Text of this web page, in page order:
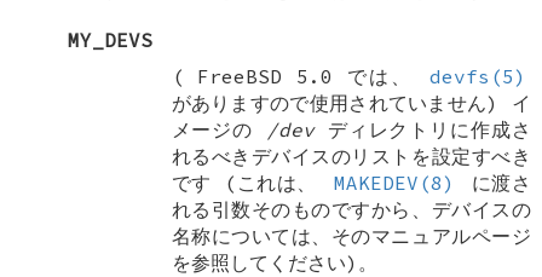
MY_DEVS
( FreeBSD 5.0 では、
devfs(5)
がありますので使用されていません) イ
メージの
/devディレクトリに作成さ
れるべきデバイスのリストを設定すべき
です (これは、
MAKEDEV(8)
に渡さ
れる引数そのものですから、デバイスの
名称については、そのマニュアルページ
を参照してください)。